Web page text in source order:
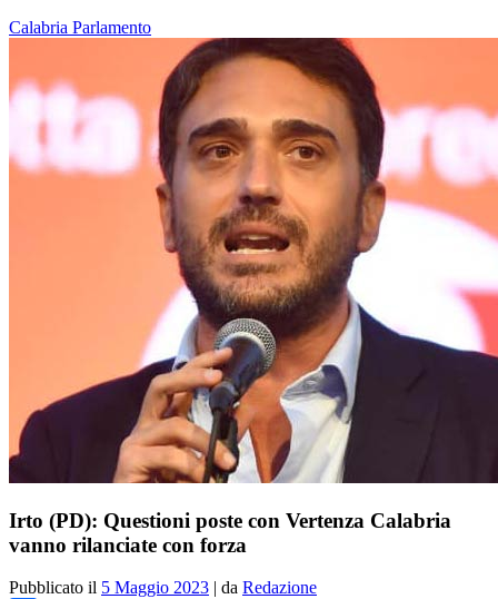
Calabria Parlamento
Irto (PD): Questioni poste con Vertenza Calabria
vanno rilanciate con forza
Pubblicato il 5 Maggio 2023 | da Redazione